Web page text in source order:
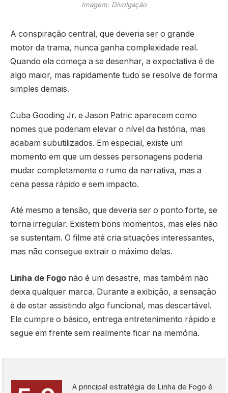
Imagem: Divulgação
A conspiração central, que deveria ser o grande
motor da trama, nunca ganha complexidade real.
Quando ela começa a se desenhar, a expectativa é de
algo maior, mas rapidamente tudo se resolve de forma
simples demais.
Cuba Gooding Jr. e Jason Patric aparecem como
nomes que poderiam elevar o nível da história, mas
acabam subutilizados. Em especial, existe um
momento em que um desses personagens poderia
mudar completamente o rumo da narrativa, mas a
cena passa rápido e sem impacto.
Até mesmo a tensão, que deveria ser o ponto forte, se
torna irregular. Existem bons momentos, mas eles não
se sustentam. O filme até cria situações interessantes,
mas não consegue extrair o máximo delas.
Linha de Fogo não é um desastre, mas também não
deixa qualquer marca. Durante a exibição, a sensação
é de estar assistindo algo funcional, mas descartável.
Ele cumpre o básico, entrega entretenimento rápido e
segue em frente sem realmente ficar na memória.
A principal estratégia de Linha de Fogo é